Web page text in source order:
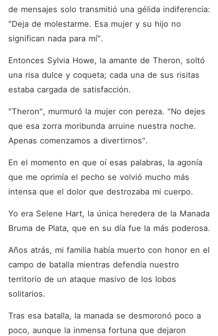
de mensajes solo transmitió una gélida indiferencia:
"Deja de molestarme. Esa mujer y su hijo no
significan nada para mí".
Entonces Sylvia Howe, la amante de Theron, soltó
una risa dulce y coqueta; cada una de sus risitas
estaba cargada de satisfacción.
"Theron", murmuró la mujer con pereza. "No dejes
que esa zorra moribunda arruine nuestra noche.
Apenas comenzamos a divertirnos".
En el momento en que oí esas palabras, la agonía
que me oprimía el pecho se volvió mucho más
intensa que el dolor que destrozaba mi cuerpo.
Yo era Selene Hart, la única heredera de la Manada
Años atrás, mi familia había muerto con honor en el
campo de batalla mientras defendía nuestro
territorio de un ataque masivo de los lobos
solitarios.
Tras esa batalla, la manada se desmoronó poco a
poco, aunque la inmensa fortuna que dejaron